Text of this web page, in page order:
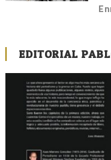
EDITORIAL